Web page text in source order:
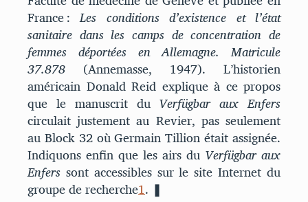
France :Les conditions d’existence et l’état
sanitaire dans les camps de concentration de
femmes déportées en Allemagne. Matricule
37.878 (Annemasse, 1947). L’historien
américain Donald Reid explique à ce propos
que le manuscrit du Verfügbar aux Enfers
circulait justement au Revier, pas seulement
au Block 32 où Germain Tillion était assignée.
Indiquons enfin que les airs du Verfügbar aux
Enfers sont accessibles sur le site Internet du
groupe de recherche1. ❚